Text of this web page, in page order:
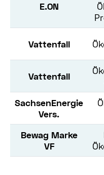
E.ON
Vattenfall
Vattenfall
SachsenEnergie
Vers.
Bewag Marke
VF